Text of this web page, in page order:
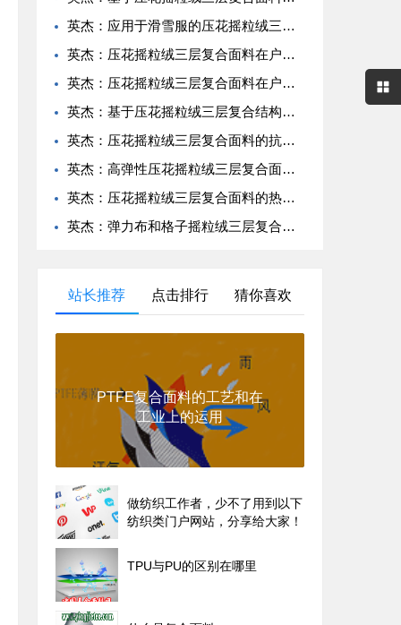
英杰：应用于滑雪服的压花摇粒绒三层复合面料抗撕裂与耐磨性提升技术
英杰：压花摇粒绒三层复合面料在户外风衣和夹克中的应用与性能
英杰：压花摇粒绒三层复合面料在户外运动服饰中的保暖与透气性能研究
英杰：基于压花摇粒绒三层复合结构的功能性家居纺织品开发与应用
英杰：压花摇粒绒三层复合面料的抗起球性与耐磨性优化技术分析
英杰：高弹性压花摇粒绒三层复合面料在冬季童装设计中的应用实践
英杰：压花摇粒绒三层复合面料的热湿舒适性与层间结合强度协同提升工艺
英杰：弹力布和格子摇粒绒三层复合面料在修身户外夹克中的弹性与保暖协同设计
站长推荐 点击排行 猜你喜欢
PTFE复合面料的工艺和在
工业上的运用
做纺织工作者，少不了用到以下
纺织类门户网站，分享给大家！
TPU与PU的区别在哪里